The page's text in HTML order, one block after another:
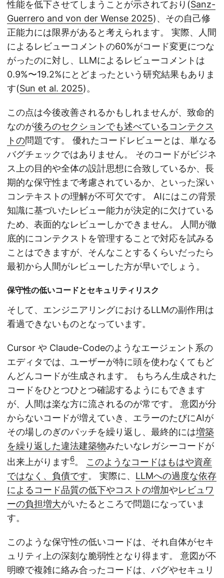
性能を低下させてしまうことが示されており(Sanz-
Guerrero and von der Wense 2025)、その自己修
正能力には限界があると考えられます。 実際、人間
によるレビューコメントの60%がコード変更につな
がったのに対し、LLMによるレビューコメントは
0.9%〜19.2%にとどまったという研究結果もありま
す(Sun et al. 2025)。
この点は今後改善されるかもしれませんが、致命的
なのが後ろのセクションでも述べているコンテクス
トの問題です。 優れたコードレビューとは、単なる
バグチェックではありません。 そのコードがビジネ
ス上の目的や全体の設計思想に合致しているか、長
期的な保守性まで考慮されているか、といった深い
コンテキストの理解が不可欠です。 AIにはこの背景
知識に基づいたレビュー能力が決定的に欠けている
ため、表面的なレビューしかできません。 人間が徹
底的にコンテクストを管理することで対応を試みる
ことはできますが、そんなことするくらいだったら
最初から人間がレビューした方が早いでしょう。
保守性の低いコードとセキュリティリスク
そして、エンジニアリングにおけるLLMの副作用は
看過できないものとなっています。
Cursor や Claude-Codeのようなエージェント系の
エディタでは、ユーザーが特に頭を使わなくてもど
んどんコードが生成されます。 もちろん生成された
コードをひとつひとつ確認するようにもできます
が、人間は楽な方に流されるのが常です。 意図が分
からないコードが増えていき、エラーのたびにAIが
その場しのぎのパッチを繰り返し、最終的には増築
を繰り返した違法建築物みたいなレガシーコードが
出来上がります6。 このようなコードはもはや資産
ではなく、負債です。 実際に、 LLMへの過度な依存
によるコード品質の低下やコストの増加やレビュワ
ーの負担増大がいたるところで問題になっていま
す。
このような保守性の低いコードは、それ自体がセキ
ュリティ上の深刻な脆弱性となり得ます。 意図が不
明瞭で複雑に絡み合ったコードは、バグやセキュリ